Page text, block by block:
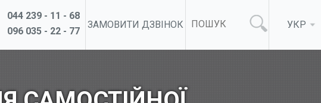
044 239 - 11 - 68
096 035 - 22 - 77
ЗАМОВИТИ ДЗВІНОК УКР